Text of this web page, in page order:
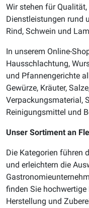
Wir stehen für
Dienstleistungen rund
Rind, Schwein und
In unserem Online-
Hausschlachtung,
und Pfannengerichte
Gewürze, Kräuter,
Verpackungsmaterial,
Reinigungsmittel und
Unser Sortiment an
Die Kategorien führen
und erleichtern die
finden Sie
Herstellung und